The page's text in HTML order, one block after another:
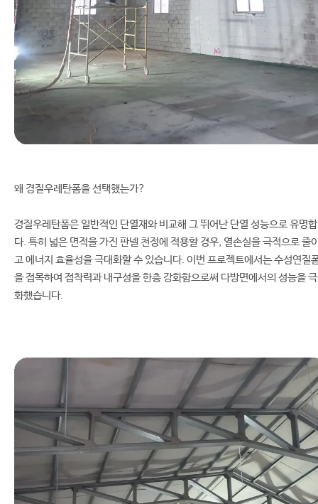
왜 경질우레탄폼을 선택했는가?
경질우레탄폼은 일반적인 단열재와 비교해 그 뛰어난 단열 성능으로 유명
다. 특히 넓은 면적을 가진 판넬 천정에 적용할 경우, 열손실을 극적으로 줄
고 에너지 효율성을 극대화할 수 있습니다. 이번 프로젝트에서는 수성연질
을 접목하여 접착력과 내구성을 한층 강화함으로써 다방면에서의 성능을
화했습니다.